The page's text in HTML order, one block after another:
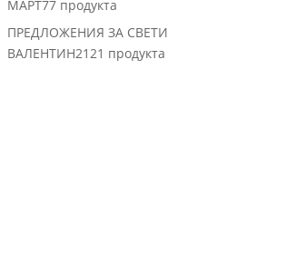
МАРТ77 продукта
ПРЕДЛОЖЕНИЯ ЗА СВЕТИ
ВАЛЕНТИН2121 продукта